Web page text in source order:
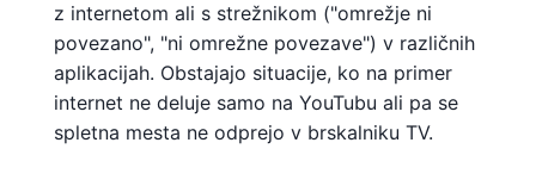
z internetom ali s strežnikom ("omrežje ni
povezano", "ni omrežne povezave") v različnih
aplikacijah. Obstajajo situacije, ko na primer
internet ne deluje samo na YouTubu ali pa se
spletna mesta ne odprejo v brskalniku TV.